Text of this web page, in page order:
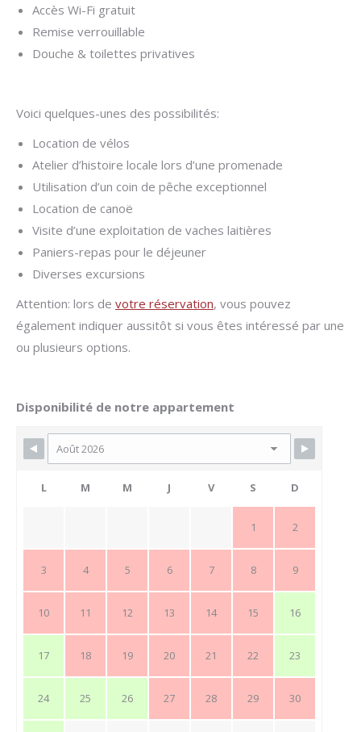
Accès Wi-Fi gratuit
Remise verrouillable
Douche & toilettes privatives
Voici quelques-unes des possibilités:
Location de vélos
Atelier d’histoire locale lors d’une promenade
Utilisation d’un coin de pêche exceptionnel
Location de canoë
Visite d’une exploitation de vaches laitières
Paniers-repas pour le déjeuner
Diverses excursions
Attention: lors de votre réservation, vous pouvez
également indiquer aussitôt si vous êtes intéressé par une
ou plusieurs options.
Disponibilité de notre appartement
L M M J V S D
1 2
3 4 5 6 7 8 9
10 11 12 13 14 15 16
17 18 19 20 21 22 23
24 25 26 27 28 29 30